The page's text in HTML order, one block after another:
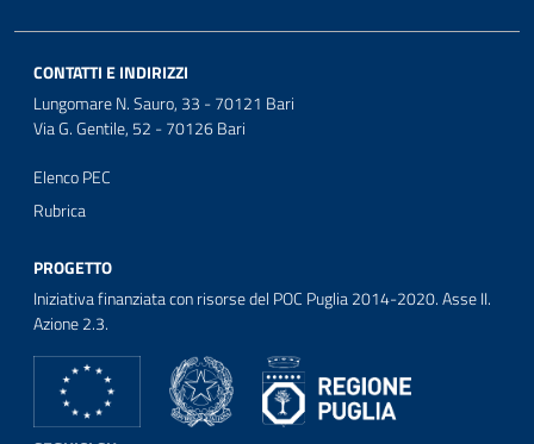
CONTATTI E INDIRIZZI
Lungomare N. Sauro, 33 - 70121 Bari
Via G. Gentile, 52 - 70126 Bari
Elenco PEC
Rubrica
PROGETTO
Iniziativa finanziata con risorse del POC Puglia 2014-2020. Asse II.
Azione 2.3.